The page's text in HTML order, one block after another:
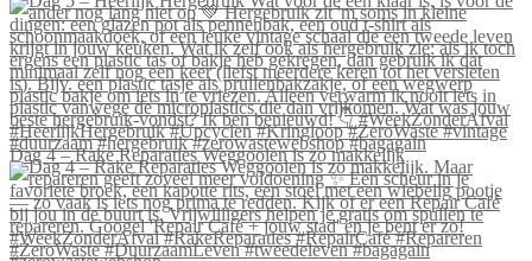
Dag 4 – Rake Reparaties Weggooien is zo makkelijk